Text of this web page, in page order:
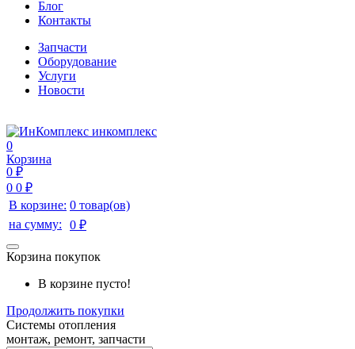
Блог
Контакты
Запчасти
Оборудование
Услуги
Новости
инкомплекс
0
Корзина
0 ₽
0 0 ₽
В корзине: 0 товар(ов)
на сумму:
0 ₽
Корзина покупок
В корзине пусто!
Продолжить покупки
Системы отопления
монтаж, ремонт, запчасти